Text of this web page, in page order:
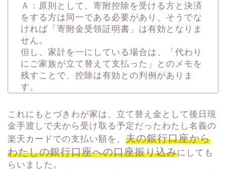
Ａ：原則として、 寄附控除を受ける方と決済
をする方は同一である必要があり、 そうでな
ければ「寄附金受領証明書」は有効となりま
せん。
但し、家計を一にしている場合は、「 代わり
にご家族が立て替えて支払った」とのメモを
残すことで、控除は有効との判例がありま
す。
これにもとづきわが家は、立て替え金として後日現
金手渡しで夫から受け取る予定だったわたし名義の
楽天カードでの支払い額を、 夫の銀行口座から
わたしの銀行口座への口座振り込みにしても
らいました。